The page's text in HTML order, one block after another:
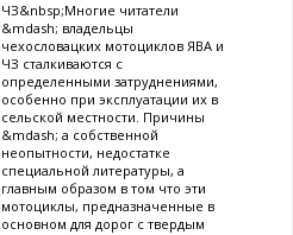
ЧЗ&nbsp;Многие читатели
&mdash; владельцы
чехословацких мотоциклов ЯВА и
ЧЗ сталкиваются с
определенными затруднениями,
особенно при эксплуатации их в
сельской местности. Причины
&mdash; а собственной
неопытности, недостатке
специальной литературы, а
главным образом в том что эти
мотоциклы, предназначенные в
основном для дорог с твердым